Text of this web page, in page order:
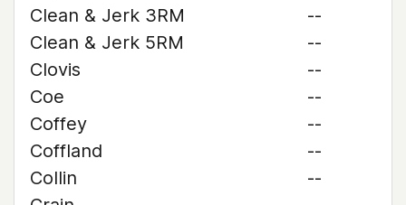
Clean & Jerk 3RM
--
Clean & Jerk 5RM
--
Clovis
--
Coe
--
Coffey
--
Coffland
--
Collin
--